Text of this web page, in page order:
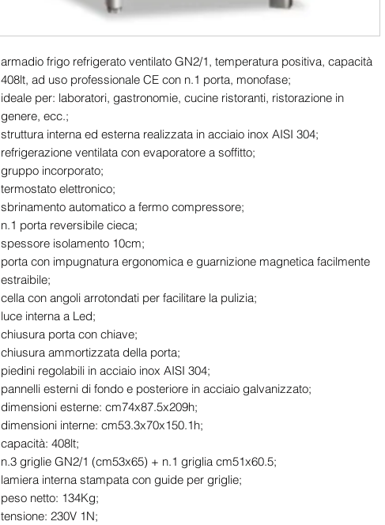
armadio frigo refrigerato ventilato GN2/1, temperatura positiva, capacità
408lt, ad uso professionale CE con n.1 porta, monofase;
ideale per: laboratori, gastronomie, cucine ristoranti, ristorazione in
genere, ecc.;
struttura interna ed esterna realizzata in acciaio inox AISI 304;
refrigerazione ventilata con evaporatore a soffitto;
gruppo incorporato;
termostato elettronico;
sbrinamento automatico a fermo compressore;
n.1 porta reversibile cieca;
spessore isolamento 10cm;
porta con impugnatura ergonomica e guarnizione magnetica facilmente
estraibile;
cella con angoli arrotondati per facilitare la pulizia;
luce interna a Led;
chiusura porta con chiave;
chiusura ammortizzata della porta;
piedini regolabili in acciaio inox AISI 304;
pannelli esterni di fondo e posteriore in acciaio galvanizzato;
dimensioni esterne: cm74x87.5x209h;
dimensioni interne: cm53.3x70x150.1h;
capacità: 408lt;
n.3 griglie GN2/1 (cm53x65) + n.1 griglia cm51x60.5;
lamiera interna stampata con guide per griglie;
peso netto: 134Kg;
tensione: 230V 1N;